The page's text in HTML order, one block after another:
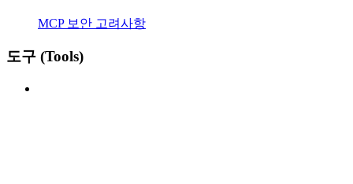
MCP 보안 고려사항
도구 (Tools)